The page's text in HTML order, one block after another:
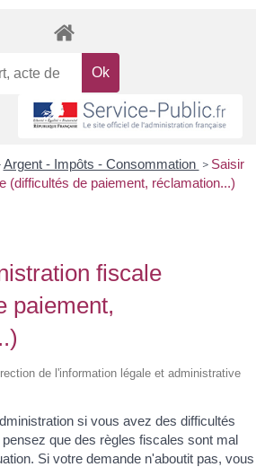
Argent - Impôts - Consommation > Saisir
(difficultés de paiement, réclamation...)
fiscale
paiement,
de l'information légale et administrative
si vous avez des difficultés
que des règles fiscales sont mal
Si votre demande n'aboutit pas, vous